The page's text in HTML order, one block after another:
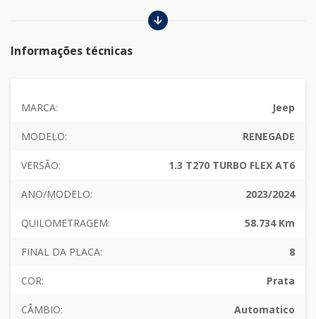
Informações técnicas
MARCA: Jeep
MODELO: RENEGADE
VERSÃO: 1.3 T270 TURBO FLEX AT6
ANO/MODELO: 2023/2024
QUILOMETRAGEM: 58.734 Km
FINAL DA PLACA: 8
COR: Prata
CÂMBIO: Automatico